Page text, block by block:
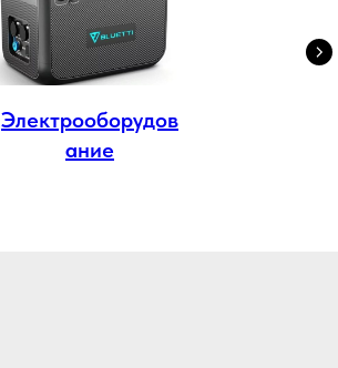
Электрооборудов
ание